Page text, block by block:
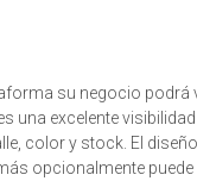
su negocio podrá
una excelente
color y stock. El
opcionalmente puede